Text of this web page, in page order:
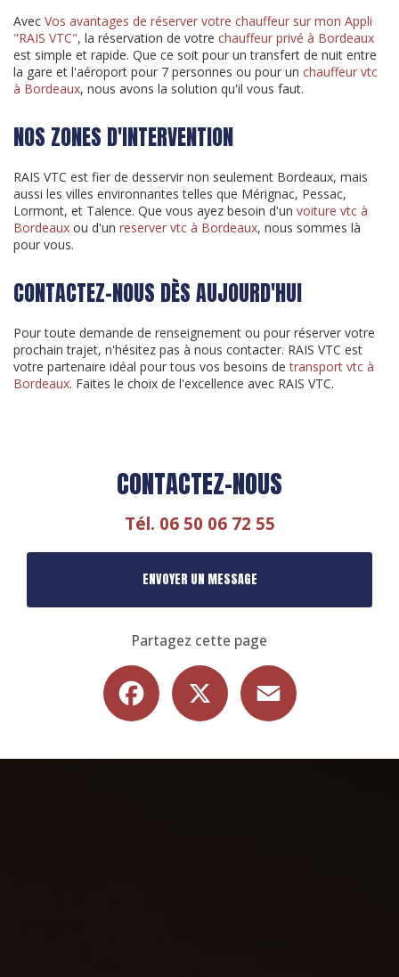
Avec Vos avantages de réserver votre chauffeur sur mon Appli
"RAIS VTC", la réservation de votre chauffeur privé à Bordeaux
est simple et rapide. Que ce soit pour un transfert de nuit entre
la gare et l'aéroport pour 7 personnes ou pour un chauffeur vtc
à Bordeaux, nous avons la solution qu'il vous faut.
NOS ZONES D'INTERVENTION
RAIS VTC est fier de desservir non seulement Bordeaux, mais
aussi les villes environnantes telles que Mérignac, Pessac,
Lormont, et Talence. Que vous ayez besoin d'un voiture vtc à
Bordeaux ou d'un reserver vtc à Bordeaux, nous sommes là
pour vous.
CONTACTEZ-NOUS DÈS AUJOURD'HUI
Pour toute demande de renseignement ou pour réserver votre
prochain trajet, n'hésitez pas à nous contacter. RAIS VTC est
votre partenaire idéal pour tous vos besoins detransport vtc à
Bordeaux. Faites le choix de l'excellence avec RAIS VTC.
CONTACTEZ-NOUS
Tél. 06 50 06 72 55
ENVOYER UN MESSAGE
Partagez cette page
Facebook